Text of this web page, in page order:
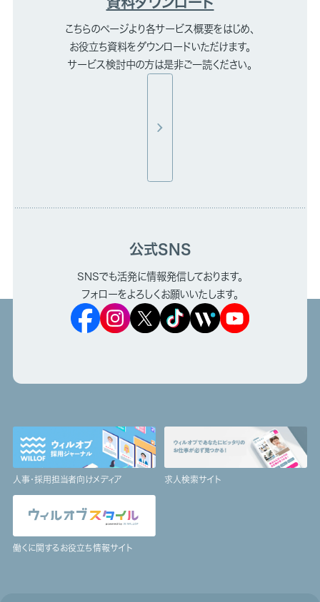
こちらのページより各サービス概要をはじめ、
お役立ち資料をダウンロードいただけます。
サービス検討中の方は是非ご一読ください。
公式SNS
SNSでも活発に情報発信しております。
フォローをよろしくお願いいたします。
人事・採用担当者向けメディア 求人検索サイト
働くに関するお役立ち情報サイト